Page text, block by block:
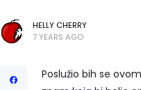
HELLY CHERRY
7 YEARS AGO
Poslužio bih se